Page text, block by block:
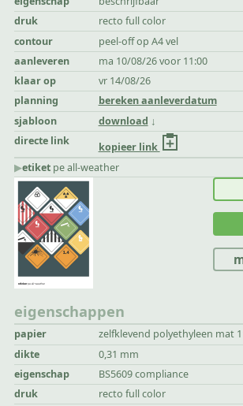
druk
recto full color
contour
peel-off op A4 vel
aanleveren
ma 10/08/26 voor 11:00
klaar op
vr 14/08/26
planning
bereken aanleverdatum
sjabloon
download
directe link
kopieer link
▶︎etiket pe all-weather
eigenschappen
papier
zelfklevend polyethyleen mat
dikte
0,31 mm
eigenschap
BS5609 compliance
druk
recto full color